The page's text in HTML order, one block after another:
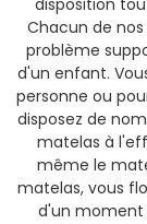
disposition
Chacun de
problème
d'un enfant.
personne ou
disposez de
matelas à
même le
matelas, vous
d'un moment